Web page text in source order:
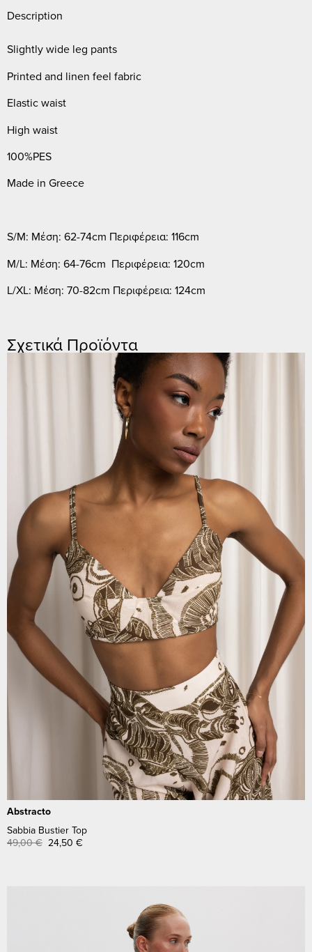
Description
Slightly wide leg pants
Printed and linen feel fabric
Elastic waist
High waist
100%PES
Made in Greece
S/M: Μέση: 62-74cm Περιφέρεια: 116cm
M/L: Μέση: 64-76cm Περιφέρεια: 120cm
L/XL: Μέση: 70-82cm Περιφέρεια: 124cm
Σχετικά Προϊόντα
Abstracto
Sabbia Bustier Top
49,00€ 24,50 €